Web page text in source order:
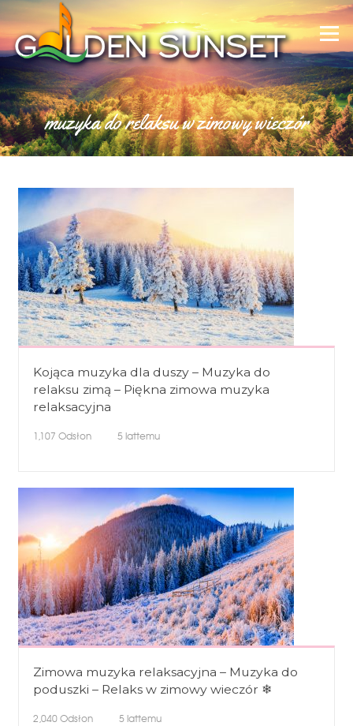
Skip to content
Menu
muzyka do relaksu w zimowy wieczór
Kojąca muzyka dla duszy – Muzyka do
relaksu zimą – Piękna zimowa muzyka
relaksacyjna
1,107 Odsłon 5 lattemu
Zimowa muzyka relaksacyjna – Muzyka do
poduszki – Relaks w zimowy wieczór ❄
2,040Odsłon 5 lattemu